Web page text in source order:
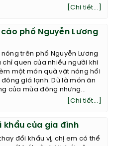
[Chi tiết...]
phố Nguyễn Lương
trên phố Nguyễn Lương
chỉ quen của nhiều người khi
một món quà vặt nóng hổi
giá lạnh. Dù là món ăn
của mùa đông nhưng...
[Chi tiết...]
khẩu của gia đình
đổi khẩu vị, chị em có thể